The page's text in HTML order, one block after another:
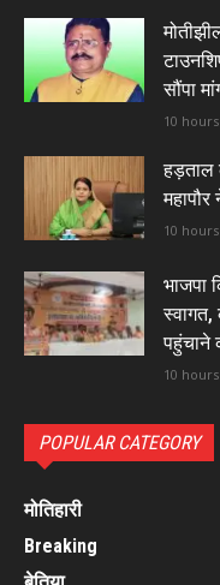
सौंपा
10
हड़ताल
10
भाजपा
स्वागत,
पहुंचाने
10
POPULAR CATEGORY
मोतिहारी
Breaking